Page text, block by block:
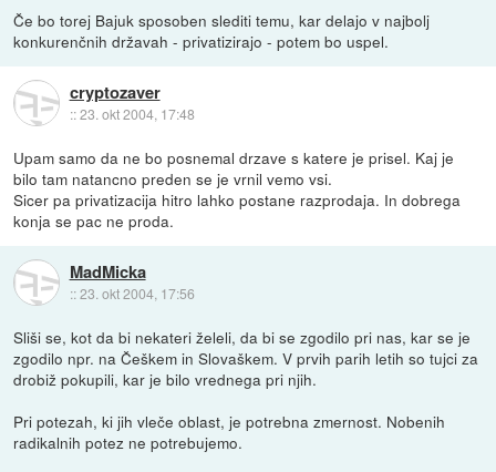
Če bo torej Bajuk sposoben slediti temu, kar delajo v najbolj
konkurenčnih državah - privatizirajo - potem bo uspel.
cryptozaver
::23. okt 2004, 17:48
Upam samo da ne bo posnemal drzave s katere je prisel. Kaj je
bilo tam natancno preden se je vrnil vemo vsi.
Sicer pa privatizacija hitro lahko postane razprodaja. In dobrega
konja se pac ne proda.
MadMicka
::23. okt 2004, 17:56
Sliši se, kot da bi nekateri želeli, da bi se zgodilo pri nas, kar se je
zgodilo npr. na Češkem in Slovaškem. V prvih parih letih so tujci za
drobiž pokupili, kar je bilo vrednega pri njih.
Pri potezah, ki jih vleče oblast, je potrebna zmernost. Nobenih
radikalnih potez ne potrebujemo.